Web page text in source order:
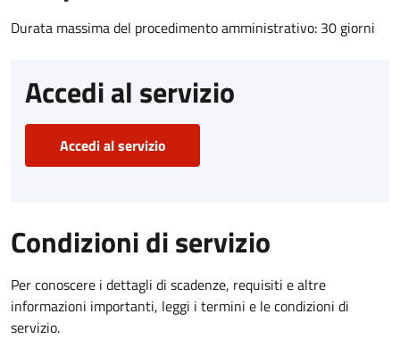
Durata massima del procedimento amministrativo: 30 giorni
Accedi al servizio
Accedi al servizio
Condizioni di servizio
Per conoscere i dettagli di scadenze, requisiti e altre
informazioni importanti, leggi i termini e le condizioni di
servizio.